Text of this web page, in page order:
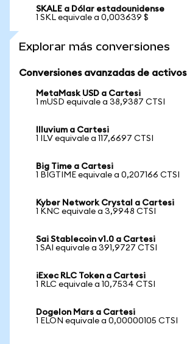
SKALE a Dólar estadounidense
1 SKL equivale a 0,003639 $
Explorar más conversiones
Conversiones avanzadas de activos
MetaMask USD a Cartesi
1 mUSD equivale a 38,9387 CTSI
Illuvium a Cartesi
1 ILV equivale a 117,6697 CTSI
Big Time a Cartesi
1 BIGTIME equivale a 0,207166 CTSI
Kyber Network Crystal a Cartesi
1 KNC equivale a 3,9948 CTSI
Sai Stablecoin v1.0 a Cartesi
1 SAI equivale a 391,9727 CTSI
iExec RLC Token a Cartesi
1 RLC equivale a 10,7534 CTSI
Dogelon Mars a Cartesi
1 ELON equivale a 0,00000105 CTSI